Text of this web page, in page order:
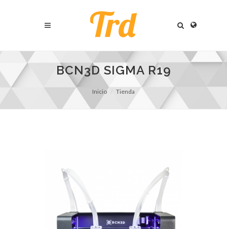
BCN3D SIGMA R19
Inicio Tienda